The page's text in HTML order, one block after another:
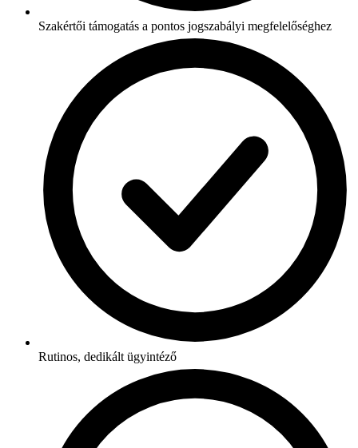
Szakértői támogatás a pontos jogszabályi megfelelőséghez
Rutinos, dedikált ügyintéző